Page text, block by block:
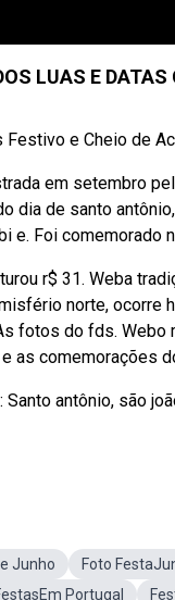
LUAS E
e Cheio de
em setembro
dia de santo
e. Foi comemorado
r$ 31. Weba
norte, ocorre
fotos do fds. Webo
as comemorações
antônio, são
Junho Foto
Portugal